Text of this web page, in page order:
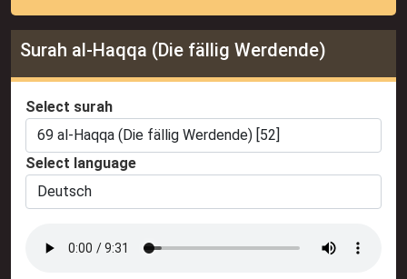
Surah al-Haqqa (Die fällig Werdende)
Select surah
Select language